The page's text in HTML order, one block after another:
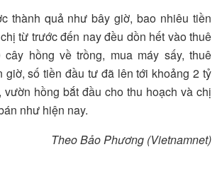
thành quả như bây giờ, bao nhiêu tiền
từ trước đến nay đều dồn hết vào thuê
cây hồng về trồng, mua máy sấy, thuê
số tiền đầu tư đã lên tới khoảng 2 tỷ
vườn hồng bắt đầu cho thu hoạch và chị
như hiện nay.
Theo Bảo Phương (Vietnamnet)